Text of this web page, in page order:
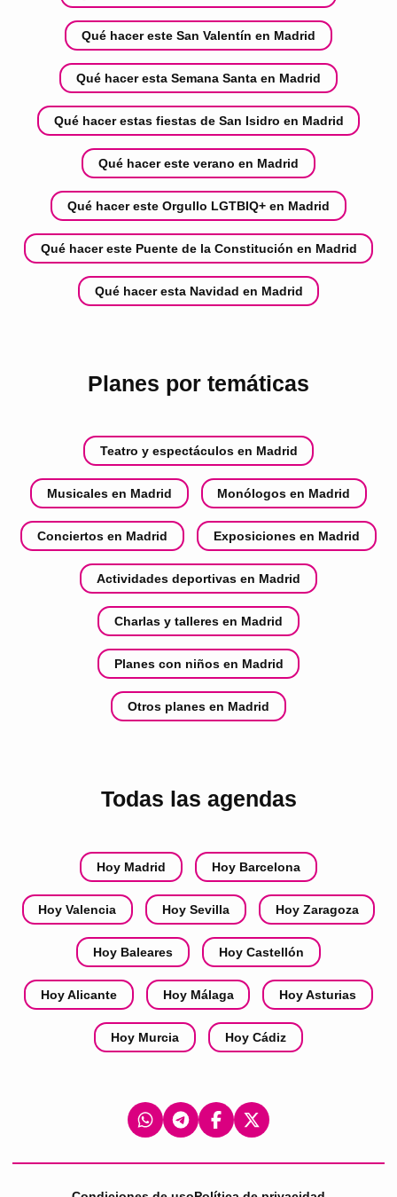
Qué hacer este San Valentín en Madrid
Qué hacer esta Semana Santa en Madrid
Qué hacer estas fiestas de San Isidro en Madrid
Qué hacer este verano en Madrid
Qué hacer este Orgullo LGTBIQ+ en Madrid
Qué hacer este Puente de la Constitución en Madrid
Qué hacer esta Navidad en Madrid
Planes por temáticas
Teatro y espectáculos en Madrid
Musicales en Madrid Monólogos en Madrid
Conciertos en Madrid Exposiciones en Madrid
Actividades deportivas en Madrid
Charlas y talleres en Madrid
Planes con niños en Madrid
Otros planes en Madrid
Todas las agendas
Hoy Madrid Hoy Barcelona
Hoy Valencia Hoy Sevilla Hoy Zaragoza
Hoy Baleares Hoy Castellón
Hoy Alicante Hoy Málaga Hoy Asturias
Hoy Murcia Hoy Cádiz